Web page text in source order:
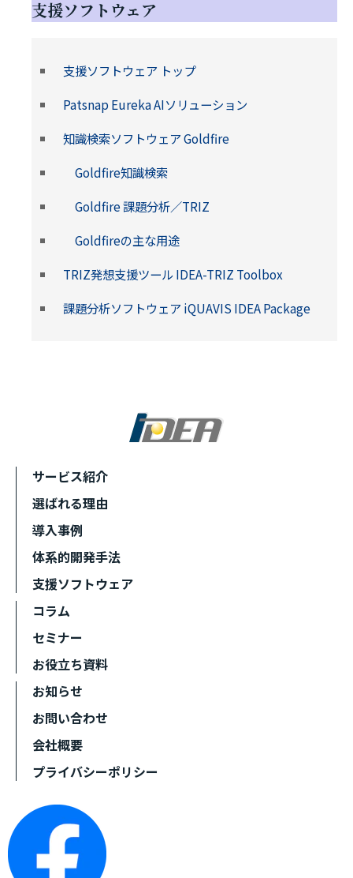
支援ソフトウェア
支援ソフトウェア トップ
Patsnap Eureka AIソリューション
知識検索ソフトウェア Goldfire
Goldfire知識検索
Goldfire 課題分析／TRIZ
Goldfireの主な用途
TRIZ発想支援ツール IDEA-TRIZ Toolbox
課題分析ソフトウェア iQUAVIS IDEA Package
サービス紹介
選ばれる理由
導入事例
体系的開発手法
支援ソフトウェア
コラム
セミナー
お役立ち資料
お知らせ
お問い合わせ
会社概要
プライバシーポリシー